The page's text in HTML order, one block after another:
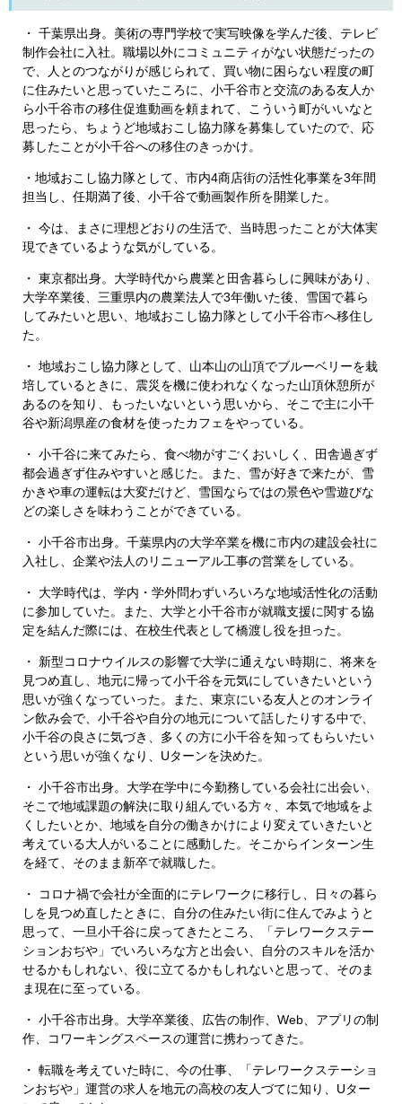
・ 千葉県出身。美術の専門学校で実写映像を学んだ後、テレビ
制作会社に入社。職場以外にコミュニティがない状態だったの
で、人とのつながりが感じられて、買い物に困らない程度の町
に住みたいと思っていたころに、小千谷市と交流のある友人か
ら小千谷市の移住促進動画を頼まれて、こういう町がいいなと
思ったら、ちょうど地域おこし協力隊を募集していたので、応
募したことが小千谷への移住のきっかけ。
・地域おこし協力隊として、市内4商店街の活性化事業を3年間
担当し、任期満了後、小千谷で動画製作所を開業した。
・ 今は、まさに理想どおりの生活で、当時思ったことが大体実
現できているような気がしている。
・ 東京都出身。大学時代から農業と田舎暮らしに興味があり、
大学卒業後、三重県内の農業法人で3年働いた後、雪国で暮ら
してみたいと思い、地域おこし協力隊として小千谷市へ移住し
た。
・ 地域おこし協力隊として、山本山の山頂でブルーベリーを栽
培しているときに、震災を機に使われなくなった山頂休憩所が
あるのを知り、もったいないという思いから、そこで主に小千
谷や新潟県産の食材を使ったカフェをやっている。
・ 小千谷に来てみたら、食べ物がすごくおいしく、田舎過ぎず
都会過ぎず住みやすいと感じた。また、雪が好きで来たが、雪
かきや車の運転は大変だけど、雪国ならではの景色や雪遊びな
どの楽しさを味わうことができている。
・ 小千谷市出身。千葉県内の大学卒業を機に市内の建設会社に
入社し、企業や法人のリニューアル工事の営業をしている。
・ 大学時代は、学内・学外問わずいろいろな地域活性化の活動
に参加していた。また、大学と小千谷市が就職支援に関する協
定を結んだ際には、在校生代表として橋渡し役を担った。
・ 新型コロナウイルスの影響で大学に通えない時期に、将来を
見つめ直し、地元に帰って小千谷を元気にしていきたいという
思いが強くなっていった。また、東京にいる友人とのオンライ
ン飲み会で、小千谷や自分の地元について話したりする中で、
小千谷の良さに気づき、多くの方に小千谷を知ってもらいたい
という思いが強くなり、Uターンを決めた。
・ 小千谷市出身。大学在学中に今勤務している会社に出会い、
そこで地域課題の解決に取り組んでいる方々、本気で地域をよ
くしたいとか、地域を自分の働きかけにより変えていきたいと
考えている大人がいることに感動した。そこからインターン生
を経て、そのまま新卒で就職した。
・ コロナ禍で会社が全面的にテレワークに移行し、日々の暮ら
しを見つめ直したときに、自分の住みたい街に住んでみようと
思って、一旦小千谷に戻ってきたところ、「テレワークステー
ションおぢや」でいろいろな方と出会い、自分のスキルを活か
せるかもしれない、役に立てるかもしれないと思って、そのま
ま現在に至っている。
・ 小千谷市出身。大学卒業後、広告の制作、Web、アプリの制
作、コワーキングスペースの運営に携わってきた。
・ 転職を考えていた時に、今の仕事、「テレワークステーショ
ンおぢや」運営の求人を地元の高校の友人づてに知り、Uター